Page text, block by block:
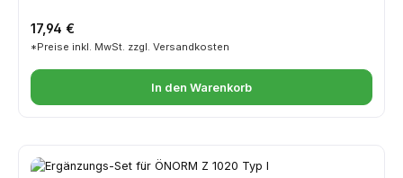
Regulärer Preis:
17,94 €
*Preise inkl. MwSt. zzgl. Versandkosten
In den Warenkorb